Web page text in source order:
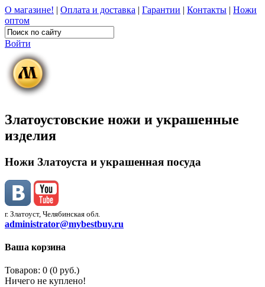
О магазине! | Оплата и доставка | Гарантии | Контакты | Ножи
оптом
Войти
Златоустовские ножи и украшенные
изделия
Ножи Златоуста и украшенная посуда
г. Златоуст, Челябинская обл.
administrator@mybestbuy.ru
Ваша корзина
Товаров: 0 (0 руб.)
Ничего не куплено!